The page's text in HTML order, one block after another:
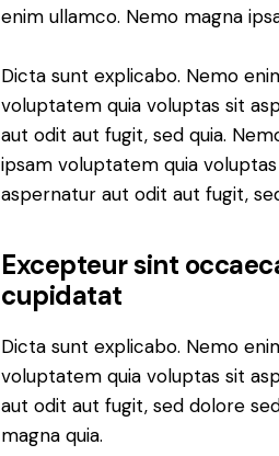
enim ullamco. Nemo magna
Dicta sunt explicabo. Nemo
voluptatem quia voluptas sit
aut odit aut fugit, sed quia.
ipsam voluptatem quia
aspernatur aut odit aut fugit,
Excepteur sint
cupidatat
Dicta sunt explicabo. Nemo
voluptatem quia voluptas sit
aut odit aut fugit, sed dolore
magna quia.